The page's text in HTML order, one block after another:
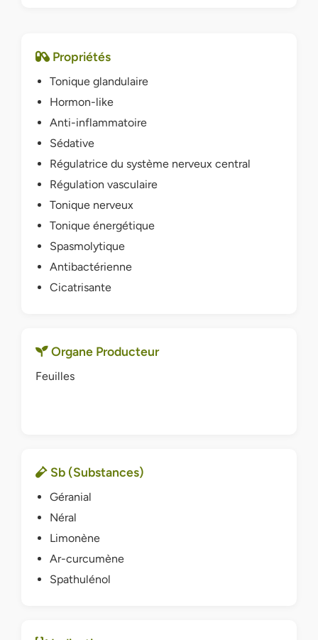
Propriétés
Tonique glandulaire
Hormon-like
Anti-inflammatoire
Sédative
Régulatrice du système nerveux central
Régulation vasculaire
Tonique nerveux
Tonique énergétique
Spasmolytique
Antibactérienne
Cicatrisante
Organe Producteur
Feuilles
Sb (Substances)
Géranial
Néral
Limonène
Ar-curcumène
Spathulénol